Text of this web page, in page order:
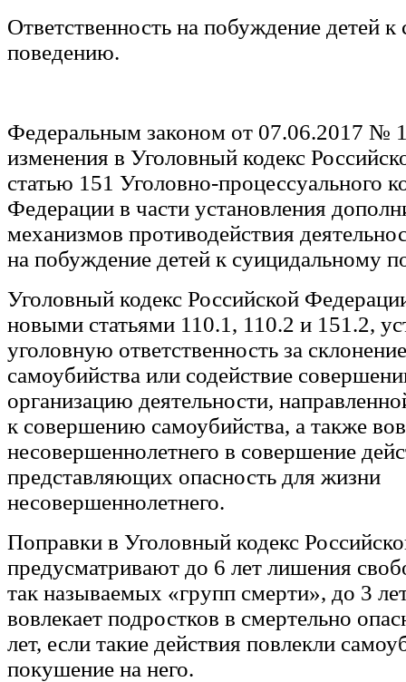
Ответственность на побуждение детей
поведению.
Федеральным законом от 07.06.2017 №
изменения в Уголовный кодекс
статью 151 Уголовно-­процессуального
Федерации в части установления
механизмов противодействия
на побуждение детей к суицидальному
Уголовный кодекс Российской
новыми статьями 110.1, 110.2 и 151.2,
уголовную ответственность за
самоубийства или содействие
организацию деятельности,
к совершению самоубийства, а также
несовершеннолетнего в совершение
представляющих опасность для жизни
несовершеннолетнего.
Поправки в Уголовный кодекс
предусматривают до 6 лет лишения
так называемых «групп смерти», до 3
вовлекает подростков в смертельно
лет, если такие действия повлекли
покушение на него.